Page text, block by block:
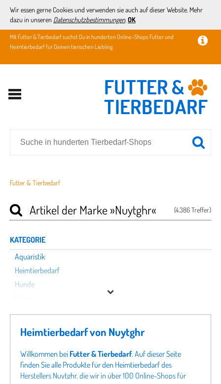
Wir essen gerne Cookies und verwenden sie auch auf dieser Website. Mehr
dazu in unseren Datenschutzbestimmungen. OK
Mit Futter & Tierbedarf suchst Du in hunderten Online-Shops Futter und
Heimtierbedarf für Deinen tierischen Liebling.
Futter & Tierbedarf
(4.386 Treffer)
Artikel der Marke»Nuytghr«
KATEGORIE
Aquaristik
Heimtierbedarf
Hunde
Kleintiere
Nutztiere
Pferde
Terraristik
Vögel
Heimtierbedarf von Nuytghr
Willkommen bei Futter & Tierbedarf. Auf dieser Seite
finden Sie alle Produkte für den Heimtierbedarf des
Herstellers Nuytghr, die wir in über 100 Online-Shops für